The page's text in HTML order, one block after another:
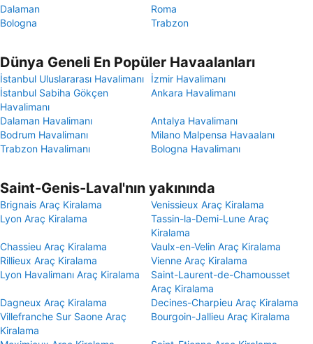
Dalaman
Roma
Bologna
Trabzon
Dünya Geneli En Popüler Havaalanları
İstanbul Uluslararası Havalimanı
İzmir Havalimanı
İstanbul Sabiha Gökçen
Havalimanı
Ankara Havalimanı
Dalaman Havalimanı
Antalya Havalimanı
Bodrum Havalimanı
Milano Malpensa Havaalanı
Trabzon Havalimanı
Bologna Havalimanı
Saint-Genis-Laval'nın yakınında
Brignais Araç Kiralama
Venissieux Araç Kiralama
Lyon Araç Kiralama
Tassin-la-Demi-Lune Araç
Kiralama
Chassieu Araç Kiralama
Vaulx-en-Velin Araç Kiralama
Rillieux Araç Kiralama
Vienne Araç Kiralama
Lyon Havalimanı Araç Kiralama
Saint-Laurent-de-Chamousset
Araç Kiralama
Dagneux Araç Kiralama
Decines-Charpieu Araç Kiralama
Villefranche Sur Saone Araç
Kiralama
Bourgoin-Jallieu Araç Kiralama